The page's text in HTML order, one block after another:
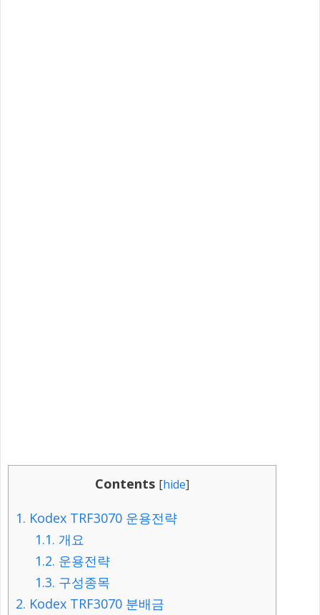
Contents [hide]
1. Kodex TRF3070 운용전략
1.1. 개요
1.2. 운용전략
1.3. 구성종목
2. Kodex TRF3070 분배금